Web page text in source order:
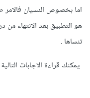
اما بخصوص النسيان فالامر
هو التطبيق بعد الانتهاء
تنساها .
يمكنك قراءة الاجابات